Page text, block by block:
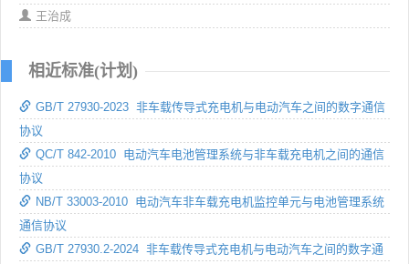
王治成
相近标准(计划)
GB/T 27930-2023 非车载传导式充电机与电动汽车之间的数字通信
协议
QC/T 842-2010 电动汽车电池管理系统与非车载充电机之间的通信
协议
NB/T 33003-2010 电动汽车非车载充电机监控单元与电池管理系统
通信协议
GB/T 27930.2-2024 非车载传导式充电机与电动汽车之间的数字通